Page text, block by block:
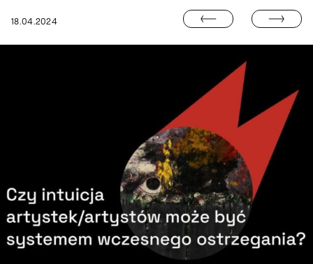
18.04.2024
DNI OTWARTE ASP W WARSZAWIE 2024 STACJONARNIE
WYSTAWA
„Czy intuicja artystek/artystów może być systemem wczesnego
ostrzegania?”. Debata i oprowadzanie, Pałac Czapskich, Sala Senatu, 24